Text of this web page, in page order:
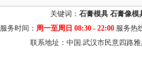
关键词： 石膏模具 石膏像模
服务时间： 周一至周日 08:30 - 22:00服务热
联系地址：中国.武汉市民意四路雅